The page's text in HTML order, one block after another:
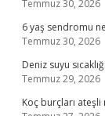
Temmuz 30, 2026
6 yaş sendromu
Temmuz 30, 2026
Deniz suyu
Temmuz 29, 2026
Koç burçları ateşli